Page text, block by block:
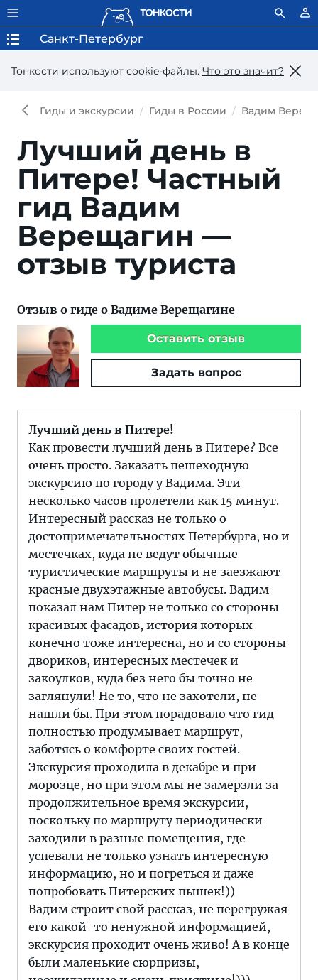
Тонкости используют сookie-файлы. Что это значит?
Санкт-Петербург
Гиды и экскурсии Гиды в России Вадим
Лучший день в
Питере! Частный
гид Вадим
Верещагин —
отзыв туриста
Отзыв о гиде о Вадиме Верещагине
Оставить отзыв
Задать вопрос
Лучший день в Питере!
Как провести лучший день в Питере? Все
очень просто. Заказать пешеходную
экскурсию по городу у Вадима. Эти
несколько часов пролетели как 15 минут.
Интересный рассказ не только о
достопримечательностях Петербурга, но и
местечках, куда не ведут обычные
туристические маршруты и не заезжают
красные двухэтажные автобусы. Вадим
показал нам Питер не только со стороны
красивых фасадов, история которых
конечно тоже интересна, но и со стороны
двориков, интересных местечек и
закоулков, куда без него бы точно не
заглянули! Не то, что не захотели, не
нашли бы. При этом порадовало что гид
полностью продумывает маршрут,
заботясь о комфорте своих гостей.
Экскурсия проходила в декабре и при
морозце, но при этом мы не замерзли за
продолжительное время экскурсии,
поскольку по маршруту периодически
заходили в разные помещения, где
успевали не только узнать интересную
информацию, но и погреться и даже
попробовать Питерских пышек!))
Вадим строит свой рассказ, не перегружая
его какой-то ненужной информацией,
экскурсия проходит очень живо! А в конце
были маленькие сюрпризы,